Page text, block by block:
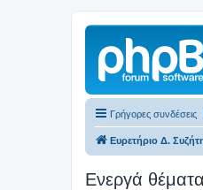
Γρήγορες συνδέσεις
Ευρετήριο Δ.
Ενεργά θέματα